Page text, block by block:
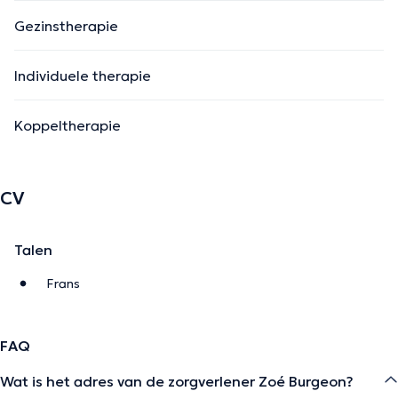
Gezinstherapie
Individuele therapie
Koppeltherapie
CV
Talen
Frans
FAQ
Wat is het adres van de zorgverlener Zoé Burgeon?